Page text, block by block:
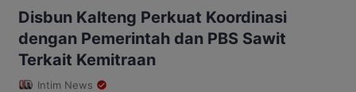
Disbun Kalteng Perkuat Koordinasi
dengan Pemerintah dan PBS Sawit
Terkait Kemitraan
Intim News